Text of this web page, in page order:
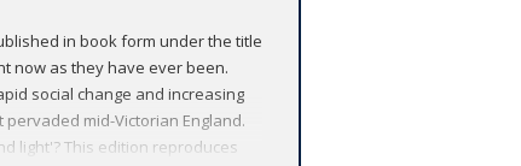
in book form under the title
now as they have ever been.
social change and increasing
mid-Victorian England.
light'? This edition reproduces